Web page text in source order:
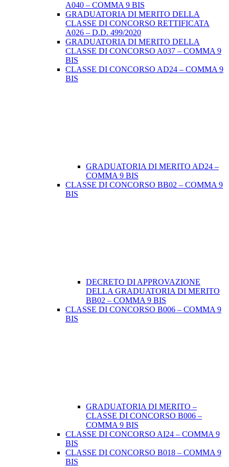
A040 – COMMA 9 BIS
GRADUATORIA DI MERITO DELLA
CLASSE DI CONCORSO RETTIFICATA
A026 – D.D. 499/2020
GRADUATORIA DI MERITO DELLA
CLASSE DI CONCORSO A037 – COMMA 9
BIS
CLASSE DI CONCORSO AD24 – COMMA 9
BIS
GRADUATORIA DI MERITO AD24 –
COMMA 9 BIS
CLASSE DI CONCORSO BB02 – COMMA 9
BIS
DECRETO DI APPROVAZIONE
DELLA GRADUATORIA DI MERITO
BB02 – COMMA 9 BIS
CLASSE DI CONCORSO B006 – COMMA 9
BIS
GRADUATORIA DI MERITO –
CLASSE DI CONCORSO B006 –
COMMA 9 BIS
CLASSE DI CONCORSO AI24 – COMMA 9
BIS
CLASSE DI CONCORSO B018 – COMMA 9
BIS